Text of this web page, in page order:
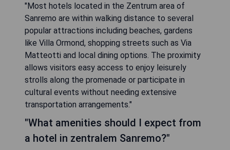
"Most hotels located in the Zentrum area of
Sanremo are within walking distance to several
popular attractions including beaches, gardens
like Villa Ormond, shopping streets such as Via
Matteotti and local dining options. The proximity
allows visitors easy access to enjoy leisurely
strolls along the promenade or participate in
cultural events without needing extensive
transportation arrangements."
"What amenities should I expect from
a hotel in zentralem Sanremo?"